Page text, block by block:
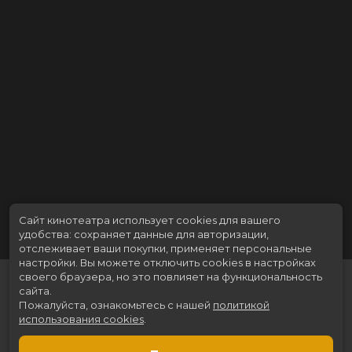
Сайт кинотеатра использует cookies для вашего
удобства: сохраняет данные для авторизации,
отслеживает ваши покупки, применяет персональные
настройки. Вы можете отключить cookies в настройках
своего браузера, но это повлияет на функциональность
сайта.
Пожалуйста, ознакомьтесь с нашей политикой
использования cookies